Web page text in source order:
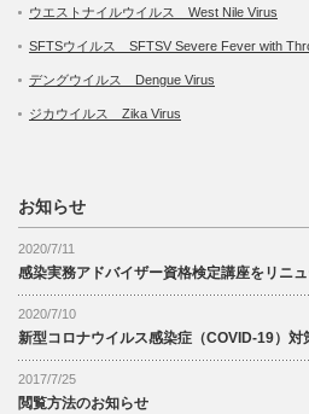
ウエストナイルウイルス West Nile Virus
SFTSウイルス SFTSV Severe Fever with
デングウイルス Dengue Virus
ジカウイルス Zika Virus
お知らせ
2020/7/11
感染実務アドバイザー資格検定講座をリニュ
2020/7/10
新型コロナウイルス感染症（COVID-19）
2017/7/25
閲覧方法のお知らせ